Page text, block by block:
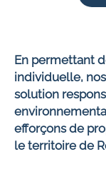
En permettant
individuelle,
solution
efforçons de
le territoire de